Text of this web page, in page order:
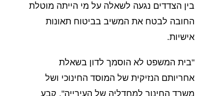
בין הצדדים נגעה לשאלה על מי הייתה מוטלת
החובה לבטח את המשיב בביטוח תאונות
אישיות.
"בית המשפט לא הוסמך לדון בשאלת
אחריותם הנזיקית של המוסד החינוכי ושל
משרד החינוך למחדליה של העירייה", קבע